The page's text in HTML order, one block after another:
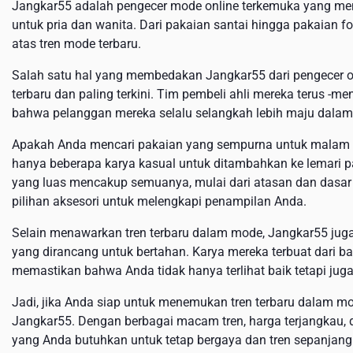
Jangkar55 adalah pengecer mode online terkemuka yang
untuk pria dan wanita. Dari pakaian santai hingga pakaian
atas tren mode terbaru.
Salah satu hal yang membedakan Jangkar55 dari
terbaru dan paling terkini. Tim pembeli ahli mereka terus -
bahwa pelanggan mereka selalu selangkah lebih maju
Apakah Anda mencari pakaian yang sempurna untuk
hanya beberapa karya kasual untuk ditambahkan ke lemari
yang luas mencakup semuanya, mulai dari atasan dan
pilihan aksesori untuk melengkapi penampilan Anda.
Selain menawarkan tren terbaru dalam mode, Jangkar55
yang dirancang untuk bertahan. Karya mereka terbuat dari
memastikan bahwa Anda tidak hanya terlihat baik tetapi
Jadi, jika Anda siap untuk menemukan tren terbaru dalam
Jangkar55. Dengan berbagai macam tren, harga
yang Anda butuhkan untuk tetap bergaya dan tren